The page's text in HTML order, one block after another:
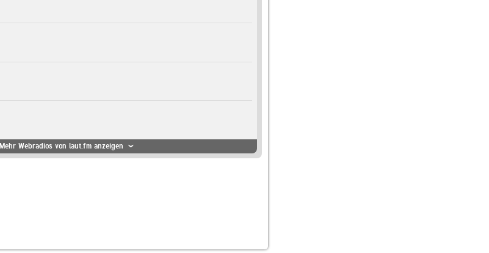
Mehr Webradios von laut.fm anzeigen